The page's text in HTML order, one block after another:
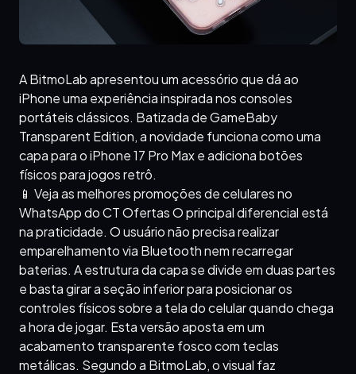
A BitmoLab apresentou um acessório que dá ao
iPhone uma experiência inspirada nos consoles
portáteis clássicos. Batizada de GameBaby
Transparent Edition, a novidade funciona como uma
capa para o iPhone 17 Pro Max e adiciona botões
físicos para jogos retrô.
📱 Veja as melhores promoções de celulares no
WhatsApp do CT Ofertas O principal diferencial está
na praticidade. O usuário não precisa realizar
emparelhamento via Bluetooth nem recarregar
baterias. A estrutura da capa se divide em duas partes
e basta girar a seção inferior para posicionar os
controles físicos sobre a tela do celular quando chega
a hora de jogar. Esta versão aposta em um
acabamento transparente fosco com teclas
metálicas. Segundo a BitmoLab, o visual faz